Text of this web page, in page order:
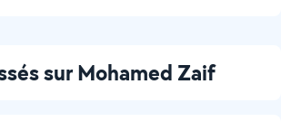
sur Mohamed Zaif